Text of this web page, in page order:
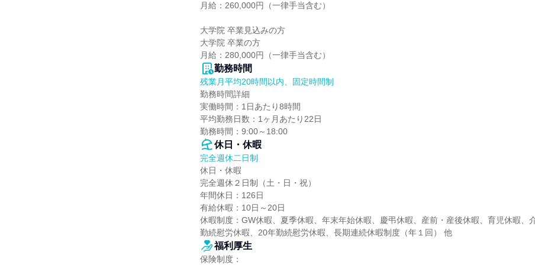
月給：260,000円（一律手当含む）
大学院 卒業見込みの方
大学院 卒業の方
月給：280,000円（一律手当含む）
勤務時間
残業月平均20時間以内、固定時間制
勤務時間詳細
実働時間：1日あたり8時間
平均勤務日数：1ヶ月あたり22日
勤務時間：9:00～18:00
休日・休暇
完全週休二日制
休日・休暇
完全週休２日制（土・日・祝）
年間休日：126日
有給休暇：10日～20日
休暇制度：GW休暇、夏季休暇、年末年始休暇、慶弔休暇、産前・産後休暇、育児休暇、
勤続慰労休暇、20年勤続慰労休暇、長期連続休暇制度（年１回） 他
福利厚生
保険制度：